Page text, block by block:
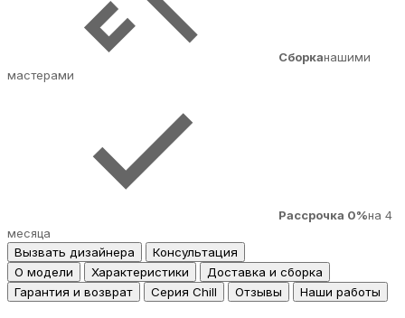
Сборканашими
мастерами
Рассрочка 0%на 4
месяца
Вызвать дизайнера
Консультация
О модели
Характеристики
Доставка и сборка
Гарантия и возврат
Серия Chill Отзывы Наши работы